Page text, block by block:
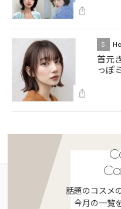
5
首元
っぽ
話題のコスメ
今月の一覧